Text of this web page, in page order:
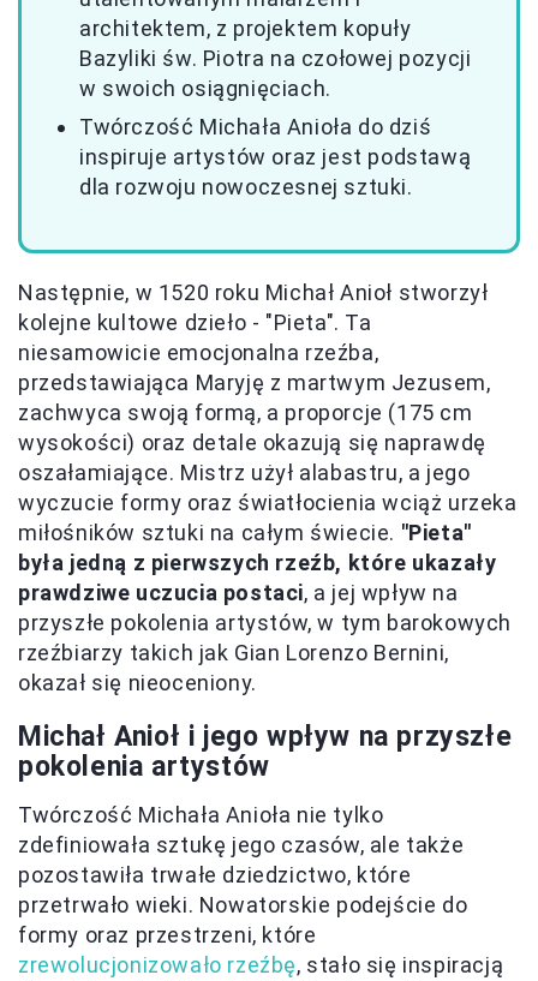
architektem, z projektem kopuły
Bazyliki św. Piotra na czołowej pozycji
w swoich osiągnięciach.
Twórczość Michała Anioła do dziś
inspiruje artystów oraz jest podstawą
dla rozwoju nowoczesnej sztuki.
Następnie, w 1520 roku Michał Anioł stworzył
kolejne kultowe dzieło - "Pieta". Ta
niesamowicie emocjonalna rzeźba,
przedstawiająca Maryję z martwym Jezusem,
zachwyca swoją formą, a proporcje (175 cm
wysokości) oraz detale okazują się naprawdę
oszałamiające. Mistrz użył alabastru, a jego
wyczucie formy oraz światłocienia wciąż urzeka
miłośników sztuki na całym świecie. "Pieta"
była jedną z pierwszych rzeźb, które ukazały
prawdziwe uczucia postaci, a jej wpływ na
przyszłe pokolenia artystów, w tym barokowych
rzeźbiarzy takich jak Gian Lorenzo Bernini,
okazał się nieoceniony.
Michał Anioł i jego wpływ na przyszłe
pokolenia artystów
Twórczość Michała Anioła nie tylko
zdefiniowała sztukę jego czasów, ale także
pozostawiła trwałe dziedzictwo, które
przetrwało wieki. Nowatorskie podejście do
formy oraz przestrzeni, które
zrewolucjonizowało rzeźbę, stało się inspiracją